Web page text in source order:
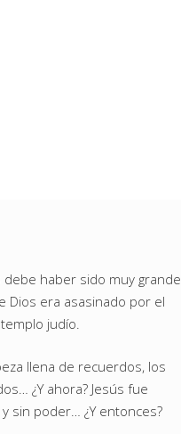
haber sido muy grande
Dios era asasinado por el
judío.
llena de recuerdos, los
¿Y ahora? Jesús fue
sin poder… ¿Y entonces?